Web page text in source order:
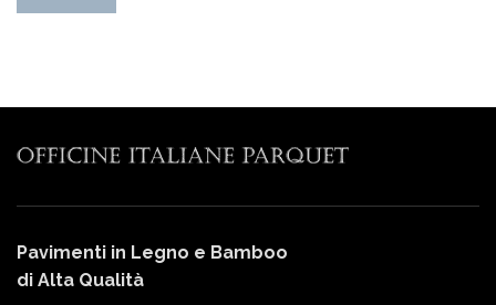
Pavimenti in Legno e Bamboo
di Alta Qualità